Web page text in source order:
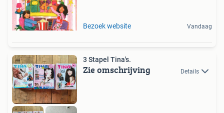
Bezoek website Vandaag
3 Stapel Tina's.
Zie omschrijving Details